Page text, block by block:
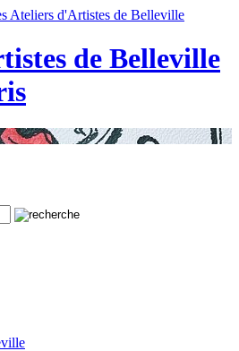
de Belleville